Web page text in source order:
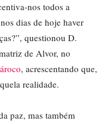
nos todos a
dias de hoje haver
questionou D.
de Alvor, no
, acrescentando que,
realidade.
paz, mas também